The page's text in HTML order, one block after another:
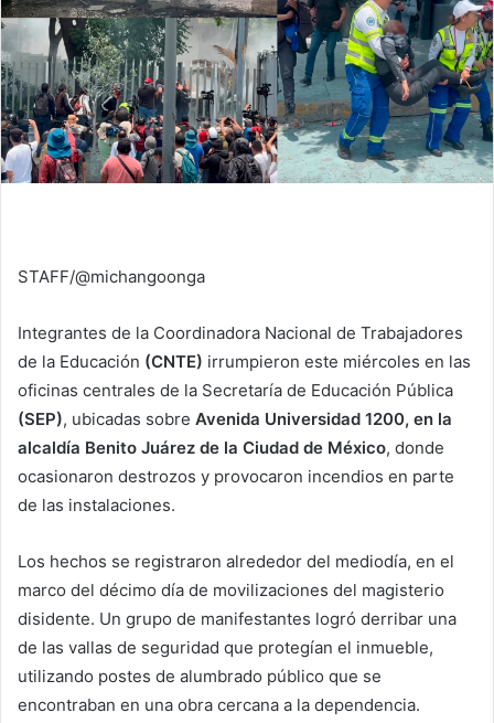
STAFF/@michangoonga
Integrantes de la Coordinadora Nacional de Trabajadores
de la Educación (CNTE) irrumpieron este miércoles en las
oficinas centrales de la Secretaría de Educación Pública
(SEP), ubicadas sobre Avenida Universidad 1200, en la
alcaldía Benito Juárez de la Ciudad de México, donde
ocasionaron destrozos y provocaron incendios en parte
de las instalaciones.
Los hechos se registraron alrededor del mediodía, en el
marco del décimo día de movilizaciones del magisterio
disidente. Un grupo de manifestantes logró derribar una
de las vallas de seguridad que protegían el inmueble,
utilizando postes de alumbrado público que se
encontraban en una obra cercana a la dependencia.